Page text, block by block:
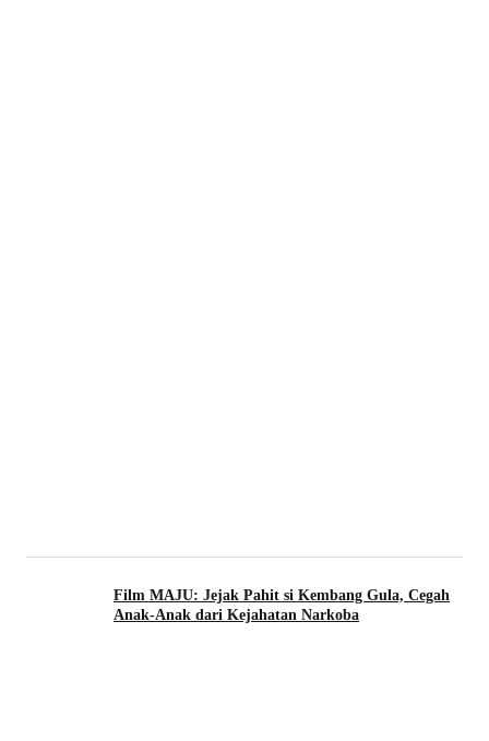
Film MAJU: Jejak Pahit si Kembang Gula, Cegah
Anak-Anak dari Kejahatan Narkoba